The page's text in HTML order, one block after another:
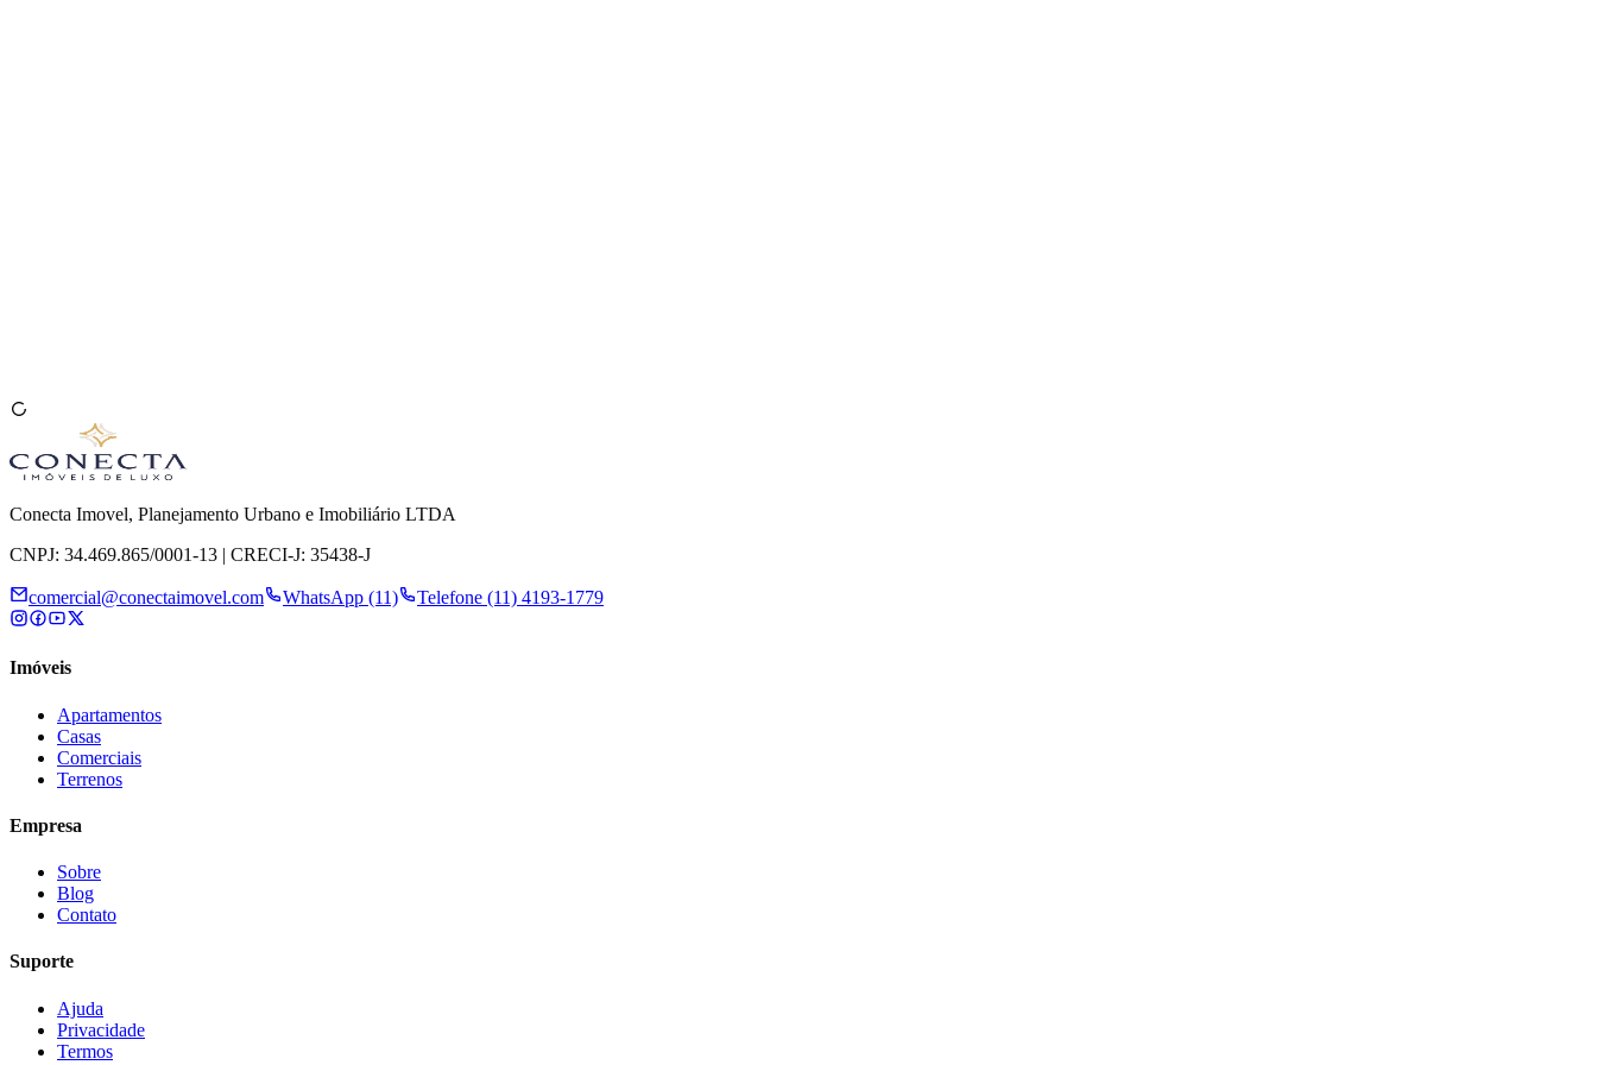
Conecta Imovel, Planejamento Urbano e Imobiliário LTDA
CNPJ: 34.469.865/0001-13 | CRECI-J: 35438-J
comercial@conectaimovel.com WhatsApp (11) Telefone (11) 4193-1779
Imóveis
Apartamentos
Casas
Comerciais
Terrenos
Empresa
Sobre
Blog
Contato
Suporte
Ajuda
Privacidade
Termos